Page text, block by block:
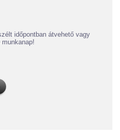
időpontban átvehető vagy